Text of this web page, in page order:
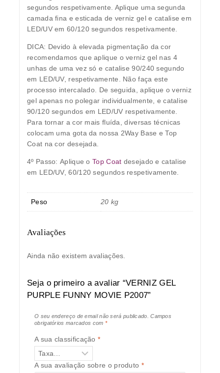
segundos respetivamente. Aplique uma segunda
camada fina e esticada de verniz gel e catalise em
LED/UV em 60/120 segundos respetivamente.
DICA: Devido à elevada pigmentação da cor
recomendamos que aplique o verniz gel nas 4
unhas de uma vez só e catalise 90/240 segundo
em LED/UV, respetivamente. Não faça este
processo intercalado. De seguida, aplique o verniz
gel apenas no polegar individualmente, e catalise
90/120 segundos em LED/UV respetivamente.
Para tornar a cor mais fluída, diversas técnicas
colocam uma gota da nossa 2Way Base e Top
Coat na cor desejada.
4º Passo: Aplique oTop Coat desejado e catalise
em LED/UV, 60/120 segundos respetivamente.
Peso 20 kg
Avaliações
Ainda não existem avaliações.
Seja o primeiro a avaliar “VERNIZ GEL
PURPLE FUNNY MOVIE P2007”
O seu endereço de email não será publicado.
Campos
obrigatórios marcados com *
A sua classificação*
A sua avaliação sobre o produto *